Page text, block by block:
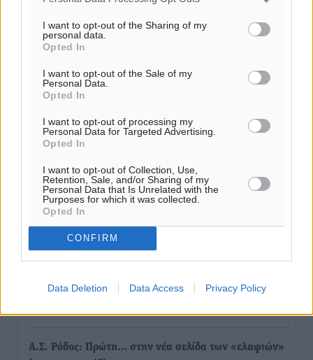
I want to opt-out of the Sharing of my
personal data.
Opted In
I want to opt-out of the Sale of my
Personal Data.
Opted In
I want to opt-out of processing my
Personal Data for Targeted Advertising.
Opted In
I want to opt-out of Collection, Use,
Retention, Sale, and/or Sharing of my
Personal Data that Is Unrelated with the
Purposes for which it was collected.
Opted In
CONFIRM
Data Deletion Data Access Privacy Policy
Γ.Σ. Διαγόρας: Στα «κυανέρυθρα» ο Janni Pembe
Αθλητικά• πριν 35 λεπτά
Σύλληψη 21χρονου για ναρκωτικά στη Ρόδο
Τοπικές Ειδήσεις
Με 13,1% κάλυψη εργαζομένων από συλλογικές
συμβάσεις, η Ελλάδα στον “πάτο” της ΕΕ
Απόψεις πριν 1 ώρα
Στο νοσοκομείο της Ρόδου αύριο ο Άδωνις Γεωργιάδης
Τοπικές Ειδήσεις
Φώτης Γιαννακός στον RV: Με αυξημένες πληρότητες
στο νησί
Α.Σ. Ρόδος: Πρώτη… στην νέα σελίδα των «ελαφιών»